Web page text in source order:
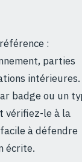
:
parties
intérieures.
badge ou un
vérifiez-le à la
à défendre
écrite.